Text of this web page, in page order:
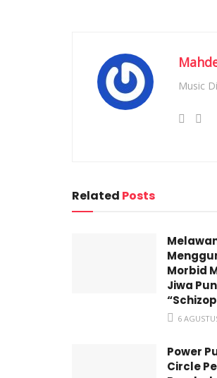
Music
Related Posts
Morbid
Jiwa
6
Power
Circle